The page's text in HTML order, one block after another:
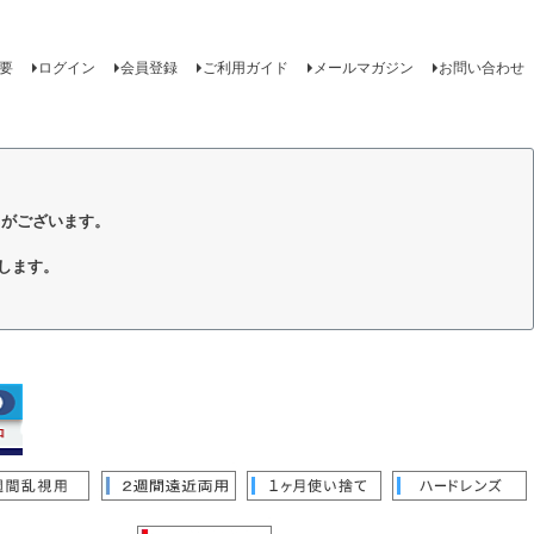
ログイン 会員登録 ご利用ガイド メールマガジン お問い合わせ
ございます。
ます。